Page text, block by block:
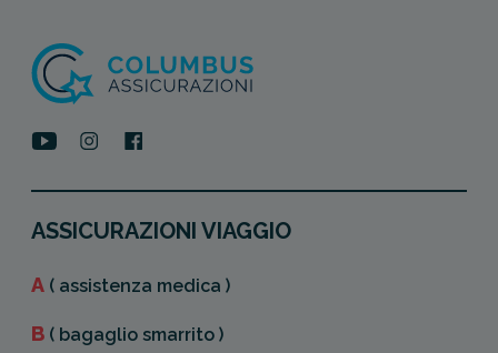
ASSICURAZIONI VIAGGIO
A ( assistenza medica )
B ( bagaglio smarrito )